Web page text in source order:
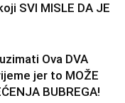
SVI MISLE DA JE
Ova DVA
jer to MOŽE
BUBREGA!